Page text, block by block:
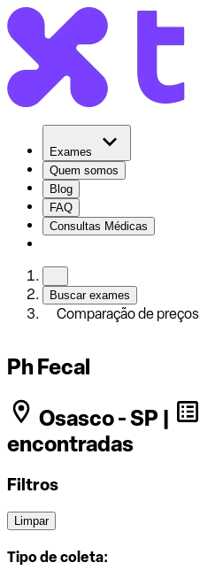
Exames
Quem somos
Blog
FAQ
Consultas Médicas
Buscar exames
Comparação de preços
Ph Fecal
Osasco - SP |
encontradas
Filtros
Limpar
Tipo de coleta: